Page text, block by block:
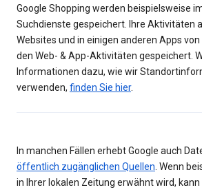
Google Shopping werden beispielsweise
Suchdienste gespeichert. Ihre Aktivitäten
Websites und in einigen anderen Apps
den Web- & App-Aktivitäten gespeichert.
Informationen dazu, wie wir
verwenden, finden Sie hier.
In manchen Fällen erhebt Google auch
öffentlich zugänglichen Quellen . Wenn
in Ihrer lokalen Zeitung erwähnt wird, kann